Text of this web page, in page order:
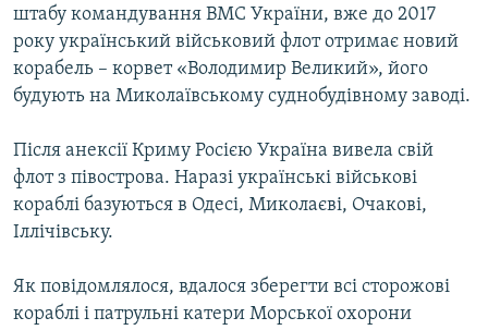
штабу командування ВМС України, вже до 2017
року український військовий флот отримає новий
корабель – корвет «Володимир Великий», його
будують на Миколаївському суднобудівному заводі.
Після анексії Криму Росією Україна вивела свій
флот з півострова. Наразі українські військові
кораблі базуються в Одесі, Миколаєві, Очакові,
Іллічівську.
Як повідомлялося, вдалося зберегти всі сторожові
кораблі і патрульні катери Морської охорони